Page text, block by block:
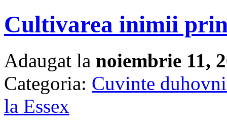
Cultivarea inimii
Adaugat la noiembrie 11,
Categoria: Cuvinte
la Essex